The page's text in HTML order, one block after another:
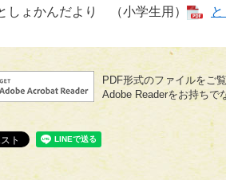
しょかんだより （小学生用）
PDF形式のファイルをご
Adobe Readerをお持ちで